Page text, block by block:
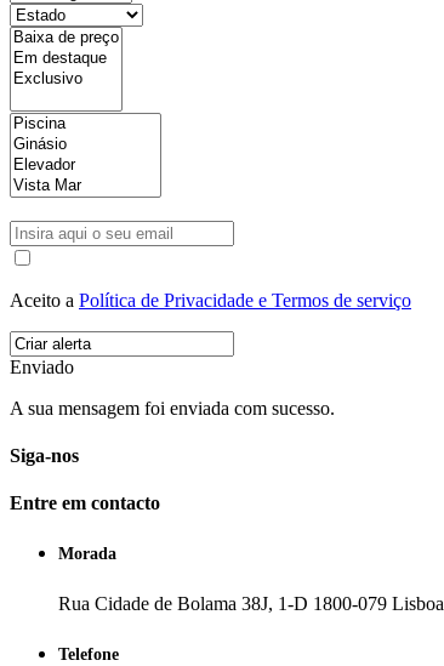
Aceito a Política de Privacidade e Termos de serviço
Enviado
A sua mensagem foi enviada com sucesso.
Siga-nos
Entre em contacto
Morada
Rua Cidade de Bolama 38J, 1-D 1800-079 Lisboa
Telefone